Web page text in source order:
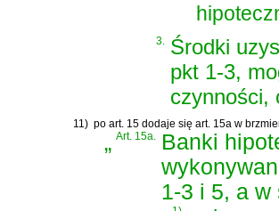
3. Środki
pkt 1-3,
czynności,
11) po art. 15 dodaje się art. 15a w
„Art. 15a. Banki
1-3 i 5, a